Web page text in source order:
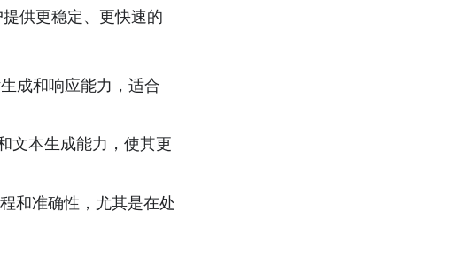
供更稳定、更快速的
成和响应能力，适合
文本生成能力，使其更
和准确性，尤其是在处